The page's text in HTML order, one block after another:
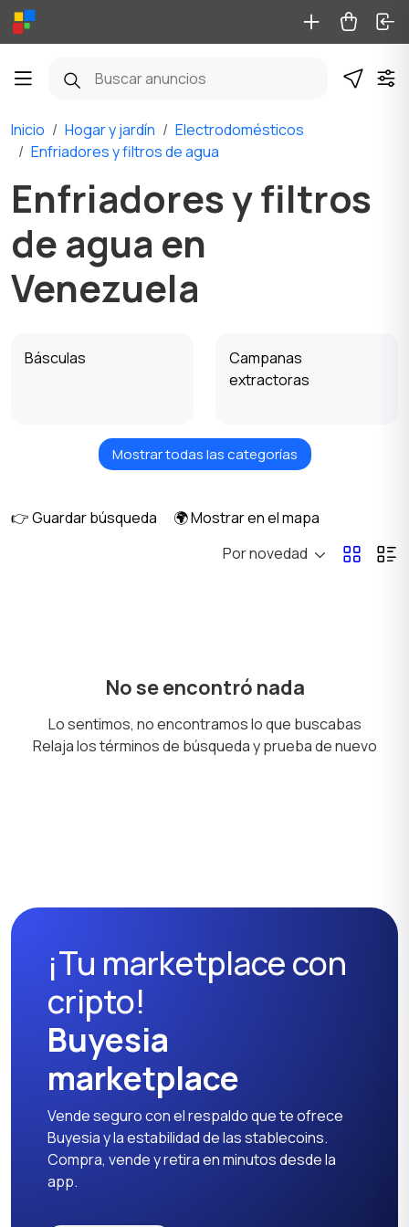
Inicio Hogar y jardín
Electrodomésticos
Enfriadores y filtros de agua
Enfriadores y filtros
de agua en
Venezuela
Básculas
Campanas
extractoras
Trituración y mezcla
Electrodomésticos
Cocinas y hornos
cocina
la ropa
Refrigeradores
Mostrar todas las categorías
👉 Guardar búsqueda
🌍 Mostrar en el mapa
Por novedad
No se encontró nada
Lo sentimos, no encontramos lo que buscabas
Relaja los términos de búsqueda y prueba de nuevo
¡Tu marketplace con
cripto!
Buyesia
marketplace
Vende seguro con el respaldo que te ofrece
Buyesia y la estabilidad de las stablecoins.
Compra, vende y retira en minutos desde la
app.